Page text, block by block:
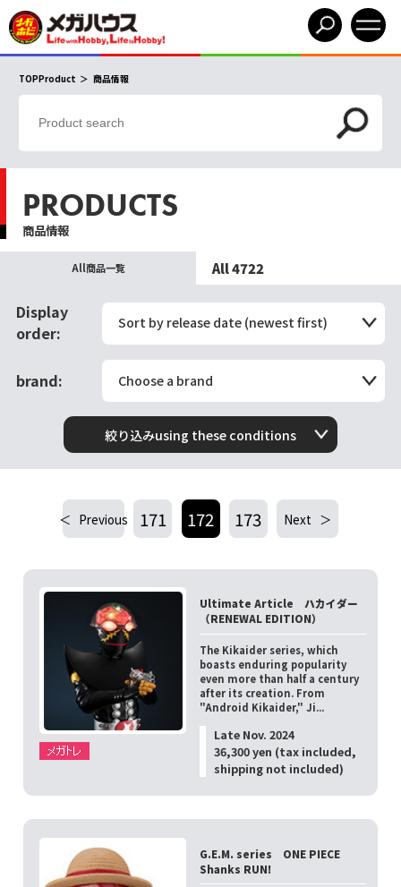
TOPProduct 商品情報
PRODUCTS
商品情報
All商品一覧 All 4722
Display
order:
Sort by release date (newest first)
brand: Choose a brand
絞り込みusing these conditions
Previous 171 172 173 Next
Ultimate Article ハカイダー
（RENEWAL EDITION）
The Kikaider series, which
boasts enduring popularity
even more than half a century
after its creation. From
"Android Kikaider," Ji...
Late Nov. 2024
36,300 yen (tax included,
shipping not included)
G.E.M. series ONE PIECE
Shanks RUN!